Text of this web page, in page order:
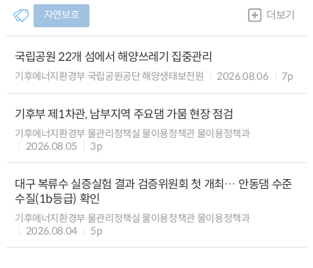
자연보호 더보기
국립공원 22개 섬에서 해양쓰레기 집중관리
기후에너지환경부 국립공원공단 해양생태보전원 2026.08.06 7p
기후부 제1차관, 남부지역 주요댐 가뭄 현장 점검
기후에너지환경부 물관리정책실 물이용정책관 물이용정책과
2026.08.05
3p
대구 복류수 실증실험 결과 검증위원회 첫 개최… 안동댐 수준
수질(1b등급) 확인
기후에너지환경부 물관리정책실 물이용정책관 물이용정책과
2026.08.04
5p